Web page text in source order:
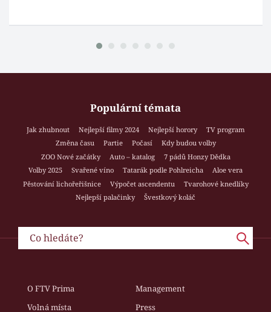
Populární témata
Jak zhubnout Nejlepší filmy 2024 Nejlepší horory
TV program
Změna času
Partie Počasí
Kdy budou volby
ZOO Nové začátky
Auto – katalog
7 pádů Honzy Dědka
Volby 2025
Svařené víno Tatarák podle Pohlreicha
Aloe vera
Pěstování lichořeřišnice
Výpočet ascendentu
Tvarohové knedlíky
Nejlepší palačinky
Švestkový koláč
O FTV Prima
Management
Volná místa
Press